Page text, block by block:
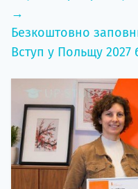
→
Безкоштовно
Вступ у Польщу 2027